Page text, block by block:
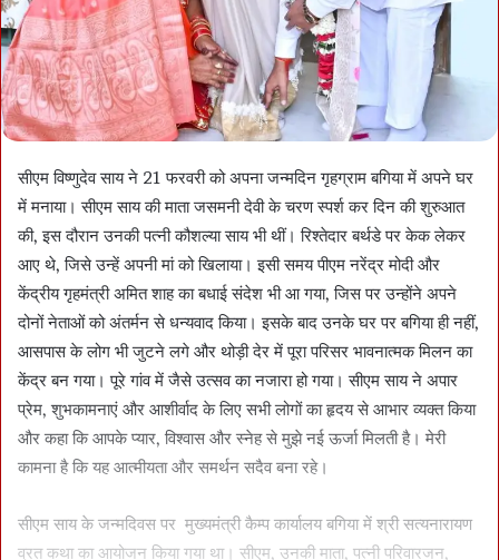
सीएम विष्णुदेव साय ने 21 फरवरी को अपना जन्मदिन गृहग्राम बगिया में अपने घर
में मनाया। सीएम साय की माता जसमनी देवी के चरण स्पर्श कर दिन की शुरुआत
की, इस दौरान उनकी पत्नी कौशल्या साय भी थीं। रिश्तेदार बर्थडे पर केक लेकर
आए थे, जिसे उन्हें अपनी मां को खिलाया। इसी समय पीएम नरेंद्र मोदी और
केंद्रीय गृहमंत्री अमित शाह का बधाई संदेश भी आ गया, जिस पर उन्होंने अपने
दोनों नेताओं को अंतर्मन से धन्यवाद किया। इसके बाद उनके घर पर बगिया ही नहीं,
आसपास के लोग भी जुटने लगे और थोड़ी देर में पूरा परिसर भावनात्मक मिलन का
केंद्र बन गया। पूरे गांव में जैसे उत्सव का नजारा हो गया। सीएम साय ने अपार
प्रेम, शुभकामनाएं और आशीर्वाद के लिए सभी लोगों का हृदय से आभार व्यक्त किया
और कहा कि आपके प्यार, विश्वास और स्नेह से मुझे नई ऊर्जा मिलती है। मेरी
कामना है कि यह आत्मीयता और समर्थन सदैव बना रहे।
सीएम साय के जन्मदिवस पर मुख्यमंत्री कैम्प कार्यालय बगिया में श्री सत्यनारायण
व्रत कथा का आयोजन किया गया था। सीएम, उनकी माता, पत्नी परिवारजन,